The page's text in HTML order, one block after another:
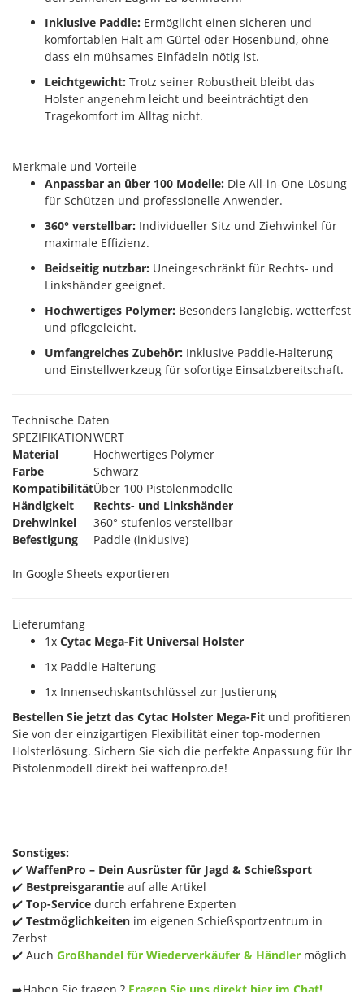
Inklusive Paddle: Ermöglicht einen sicheren und
komfortablen Halt am Gürtel oder Hosenbund, ohne
dass ein mühsames Einfädeln nötig ist.
Leichtgewicht: Trotz seiner Robustheit bleibt das
Holster angenehm leicht und beeinträchtigt den
Tragekomfort im Alltag nicht.
Merkmale und Vorteile
Anpassbar an über 100 Modelle: Die All-in-One-Lösung
für Schützen und professionelle Anwender.
360° verstellbar: Individueller Sitz und Ziehwinkel für
maximale Effizienz.
Beidseitig nutzbar: Uneingeschränkt für Rechts- und
Linkshänder geeignet.
Hochwertiges Polymer: Besonders langlebig, wetterfest
und pflegeleicht.
Umfangreiches Zubehör: Inklusive Paddle-Halterung
und Einstellwerkzeug für sofortige Einsatzbereitschaft.
Technische Daten
SPEZIFIKATIONWERT
Material
Hochwertiges Polymer
Farbe
Schwarz
KompatibilitätÜber 100 Pistolenmodelle
Händigkeit
Rechts- und Linkshänder
Drehwinkel
360° stufenlos verstellbar
Befestigung
Paddle (inklusive)
In Google Sheets exportieren
Lieferumfang
1x Cytac Mega-Fit Universal Holster
1x Paddle-Halterung
1x Innensechskantschlüssel zur Justierung
Bestellen Sie jetzt das Cytac Holster Mega-Fit und profitieren
Sie von der einzigartigen Flexibilität einer top-modernen
Holsterlösung. Sichern Sie sich die perfekte Anpassung für Ihr
Pistolenmodell direkt bei waffenpro.de!
Sonstiges:
✔️ WaffenPro – Dein Ausrüster für Jagd & Schießsport
✔️ Bestpreisgarantie auf alle Artikel
✔️ Top-Service durch erfahrene Experten
✔️ Testmöglichkeiten im eigenen Schießsportzentrum in
Zerbst
✔️ Auch Großhandel für Wiederverkäufer & Händler möglich